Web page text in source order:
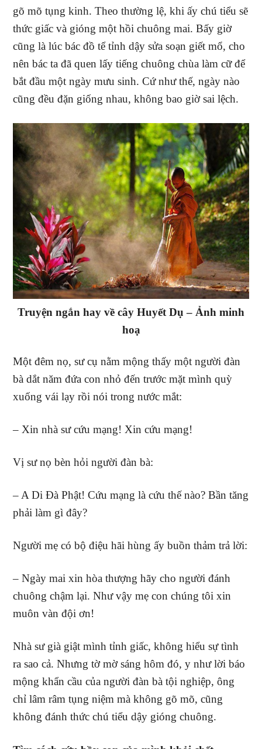
gõ mõ tụng kinh. Theo thường lệ, khi ấy chú tiểu sẽ
thức giấc và gióng một hồi chuông mai. Bấy giờ
cũng là lúc bác đồ tể tỉnh dậy sửa soạn giết mổ, cho
nên bác ta đã quen lấy tiếng chuông chùa làm cữ để
bắt đầu một ngày mưu sinh. Cứ như thế, ngày nào
cũng đều đặn giống nhau, không bao giờ sai lệch.
Truyện ngắn hay về cây Huyết Dụ – Ảnh minh
hoạ
Một đêm nọ, sư cụ nằm mộng thấy một người đàn
bà dắt năm đứa con nhỏ đến trước mặt mình quỳ
xuống vái lạy rồi nói trong nước mắt:
– Xin nhà sư cứu mạng! Xin cứu mạng!
Vị sư nọ bèn hỏi người đàn bà:
– A Di Đà Phật! Cứu mạng là cứu thế nào? Bần tăng
phải làm gì đây?
Người mẹ có bộ điệu hãi hùng ấy buồn thảm trả lời:
– Ngày mai xin hòa thượng hãy cho người đánh
chuông chậm lại. Như vậy mẹ con chúng tôi xin
muôn vàn đội ơn!
Nhà sư già giật mình tỉnh giấc, không hiểu sự tình
ra sao cả. Nhưng tờ mờ sáng hôm đó, y như lời báo
mộng khẩn cầu của người đàn bà tội nghiệp, ông
chỉ lâm râm tụng niệm mà không gõ mõ, cũng
không đánh thức chú tiểu dậy gióng chuông.